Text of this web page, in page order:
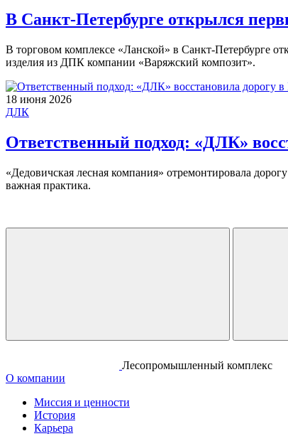
В Санкт-Петербурге открылся
В торговом комплексе «Ланской» в Санкт-Петербурге
изделия из ДПК компании «Варяжский композит».
18 июня 2026
ДЛК
Ответственный подход: «ДЛК»
«Дедовичская лесная компания» отремонтировала
важная практика.
Лесопромышленный комплекс
О компании
Миссия и ценности
История
Карьера